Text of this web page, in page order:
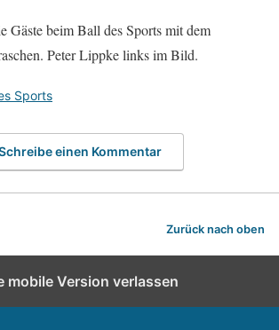
Gäste beim Ball des Sports mit dem
Peter Lippke links im Bild.
Sports
einen Kommentar
Zurück nach oben
mobile Version verlassen